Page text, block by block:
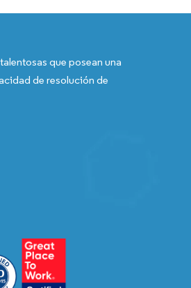
que posean una
de resolución de